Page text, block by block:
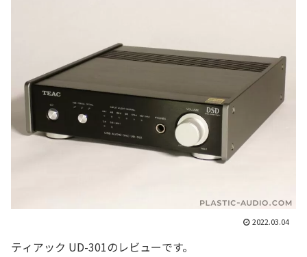
2022.03.04
ティアック UD-301のレビューです。